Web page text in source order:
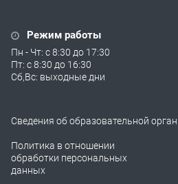
Режим работы
Пн - Чт: с 8:30 до 17:30
Пт: с 8:30 до 16:30
Сб,Вс: выходные дни
Сведения об образовательной
Политика в отношении
обработки персональных
данных